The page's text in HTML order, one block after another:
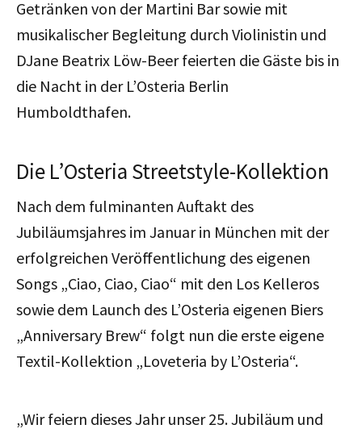
Getränken von der Martini Bar sowie mit
musikalischer Begleitung durch Violinistin und
DJane Beatrix Löw-Beer feierten die Gäste bis in
die Nacht in der L’Osteria Berlin
Humboldthafen.
Die L’Osteria Streetstyle-Kollektion
Nach dem fulminanten Auftakt des
Jubiläumsjahres im Januar in München mit der
erfolgreichen Veröffentlichung des eigenen
Songs „Ciao, Ciao, Ciao“ mit den Los Kelleros
sowie dem Launch des L’Osteria eigenen Biers
„Anniversary Brew“ folgt nun die erste eigene
Textil-Kollektion „Loveteria by L’Osteria“.
„Wir feiern dieses Jahr unser 25. Jubiläum und